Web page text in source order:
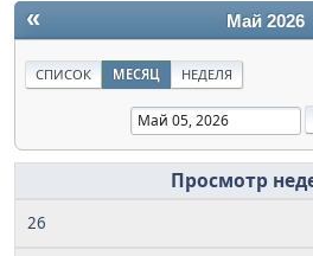
« Май 2026
СПИСОК МЕСЯЦ НЕДЕЛЯ
26